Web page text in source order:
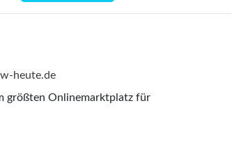
heute.de
größten Onlinemarktplatz für